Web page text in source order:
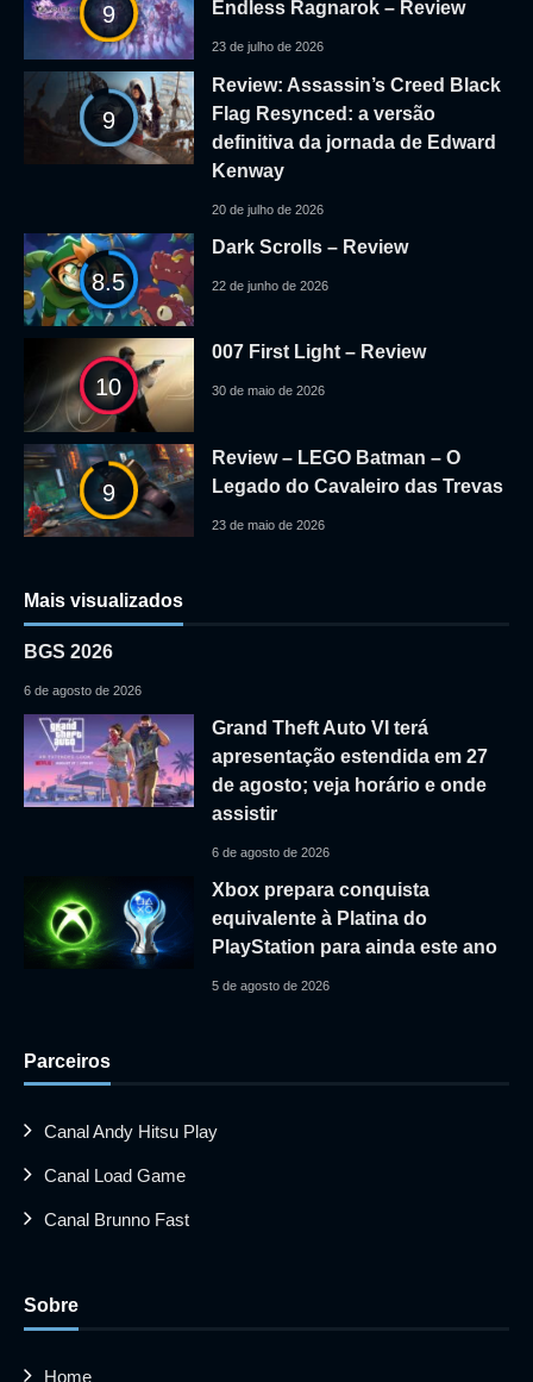
9
Endless Ragnarok – Review
23 de julho de 2026
9
Review: Assassin’s Creed Black
Flag Resynced: a versão
definitiva da jornada de Edward
Kenway
20 de julho de 2026
8.5
Dark Scrolls – Review
22 de junho de 2026
10
007 First Light – Review
30 de maio de 2026
9
Review – LEGO Batman – O
Legado do Cavaleiro das Trevas
23 de maio de 2026
Mais visualizados
BGS 2026
6 de agosto de 2026
Grand Theft Auto VI terá
apresentação estendida em 27
de agosto; veja horário e onde
assistir
6 de agosto de 2026
Xbox prepara conquista
equivalente à Platina do
PlayStation para ainda este ano
5 de agosto de 2026
Parceiros
Canal Andy Hitsu Play
Canal Load Game
Canal Brunno Fast
Sobre
Home